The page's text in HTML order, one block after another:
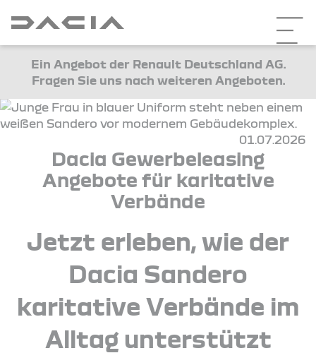
Ein Angebot der Renault Deutschland AG.
Fragen Sie uns nach weiteren Angeboten.
01.07.2026
Dacia Gewerbeleasing
Angebote für karitative
Verbände
Jetzt erleben, wie der
Dacia Sandero
karitative Verbände im
Alltag unterstützt